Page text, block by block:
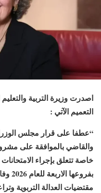
اصدرت وزيرة التربية
التعميم الآتي :
والقاضي بالموافقة على
خاصة تتعلق بإجراء
مقتضيات العدالة التربوية